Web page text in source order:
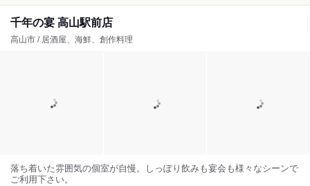
千年の宴 高山駅前店
高山市 / 居酒屋、海鮮、創作料理
落ち着いた雰囲気の個室が自慢。しっぽり飲みも宴会も様々なシーンで
ご利用下さい。